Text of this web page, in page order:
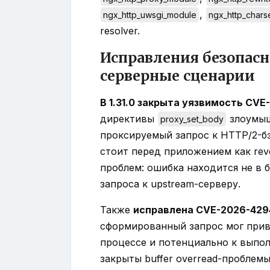
ngx_http_uwsgi_module ,
resolver.
Исправления
серверные сценарии
В 1.31.0 закрыта уязвимость
директивы proxy_set_body
проксируемый запрос к HTTP/2-
стоит перед приложением как
проблем: ошибка находится не в
запроса к upstream-серверу.
Также исправлена CVE-2026-
сформированный запрос мог
процессе и потенциально к
закрыты buffer overread-